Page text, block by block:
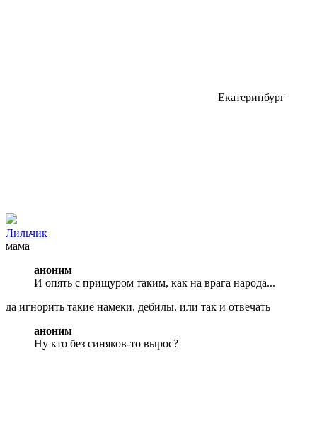
Екатеринбург
Лильчик
мама
аноним
И опять с прищуром таким, как на врага народа...
да игнорить такие намеки. дебилы. или так и отвечать
аноним
Ну кто без синяков-то вырос?